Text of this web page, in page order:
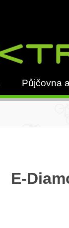
Půjčovna
E-